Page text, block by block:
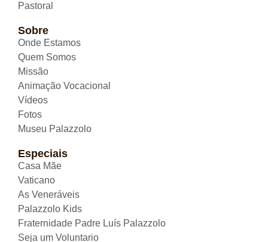
Pastoral
Sobre
Onde Estamos
Quem Somos
Missão
Animação Vocacional
Vídeos
Fotos
Museu Palazzolo
Especiais
Casa Mãe
Vaticano
As Veneráveis
Palazzolo Kids
Fraternidade Padre Luís Palazzolo
Seja um Voluntario